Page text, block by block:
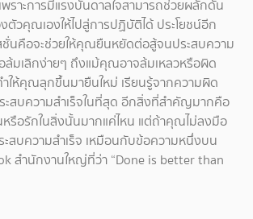
ราะการมีแรงบันดาลใจสามารถช่วยผลักดัน
ตัวคุณเองให้ไปสู่การปฏิบัติได้ ประโยชน์อีก
นคือจะช่วยให้คุณยืนหยัดต่อสู้จนประสบความ
ล้มเลิกง่ายๆ ถึงแม้คุณอาจล้มเหลวหรือผิด
ให้คุณลุกขึ้นมายืนใหม่ เรียนรู้จากความผิด
ะสบความสำเร็จในที่สุด อีกสิ่งที่สำคัญมากคือ
รือรักในสิ่งนั้นมากแค่ไหน แต่ถ้าคุณไม่ลงมือ
สบความสำเร็จ เหมือนกับข้อความหนึ่งบน
สำนักงานใหญ่ที่ว่า “Done is better than